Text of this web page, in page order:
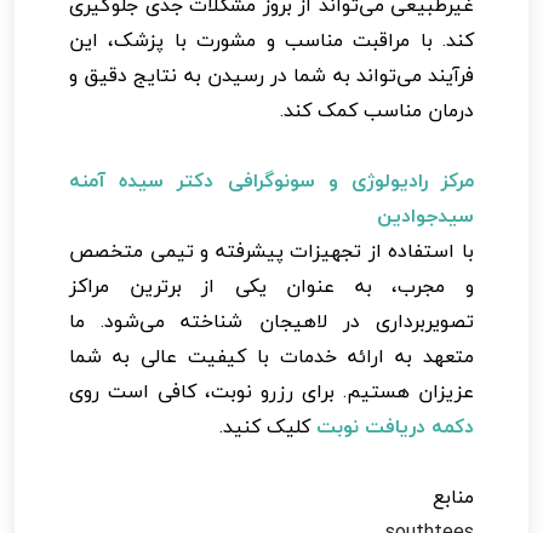
کند. با مراقبت مناسب و مشورت با پزشک، این
فرآیند می‌تواند به شما در رسیدن به نتایج دقیق و
درمان مناسب کمک کند.
مرکز رادیولوژی و سونوگرافی دکتر سیده آمنه
سیدجوادین
با استفاده از تجهیزات پیشرفته و تیمی متخصص
و مجرب، به عنوان یکی از برترین مراکز
تصویربرداری در لاهیجان شناخته می‌شود. ما
متعهد به ارائه خدمات با کیفیت عالی به شما
عزیزان هستیم. برای رزرو نوبت، کافی است روی
دکمه دریافت نوبتکلیک کنید.
منابع